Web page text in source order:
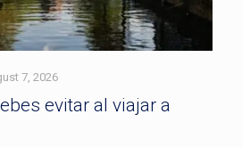
7, 2026
evitar al viajar a